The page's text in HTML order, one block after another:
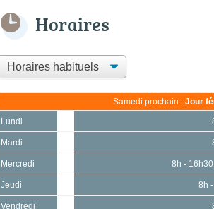
Horaires
Samedi prochain : Jour
Lundi
Mardi
Mercredi 8h - 16h30
Jeudi 8h
Vendredi